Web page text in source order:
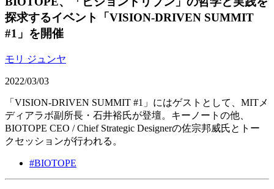
探求するイベント「VISION-DRIVEN SUMMIT
#1」を開催
モリ ジュンヤ
2022/03/03
「VISION-DRIVEN SUMMIT #1」にはゲストとして、MITメ
ディアラボ副所長・石井裕氏が登壇。キーノートの他、
BIOTOPE CEO / Chief Strategic Designerの佐宗邦威氏とトー
クセッションが行われる。
#BIOTOPE